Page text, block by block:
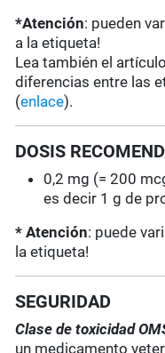
*Atención: pueden
a la etiqueta!
Lea también el
diferencias entre las
(enlace).
DOSIS
0,2 mg (= 200
es decir 1 g de
* Atención: puede
la etiqueta!
SEGURIDAD
Clase de toxicidad
un medicamento